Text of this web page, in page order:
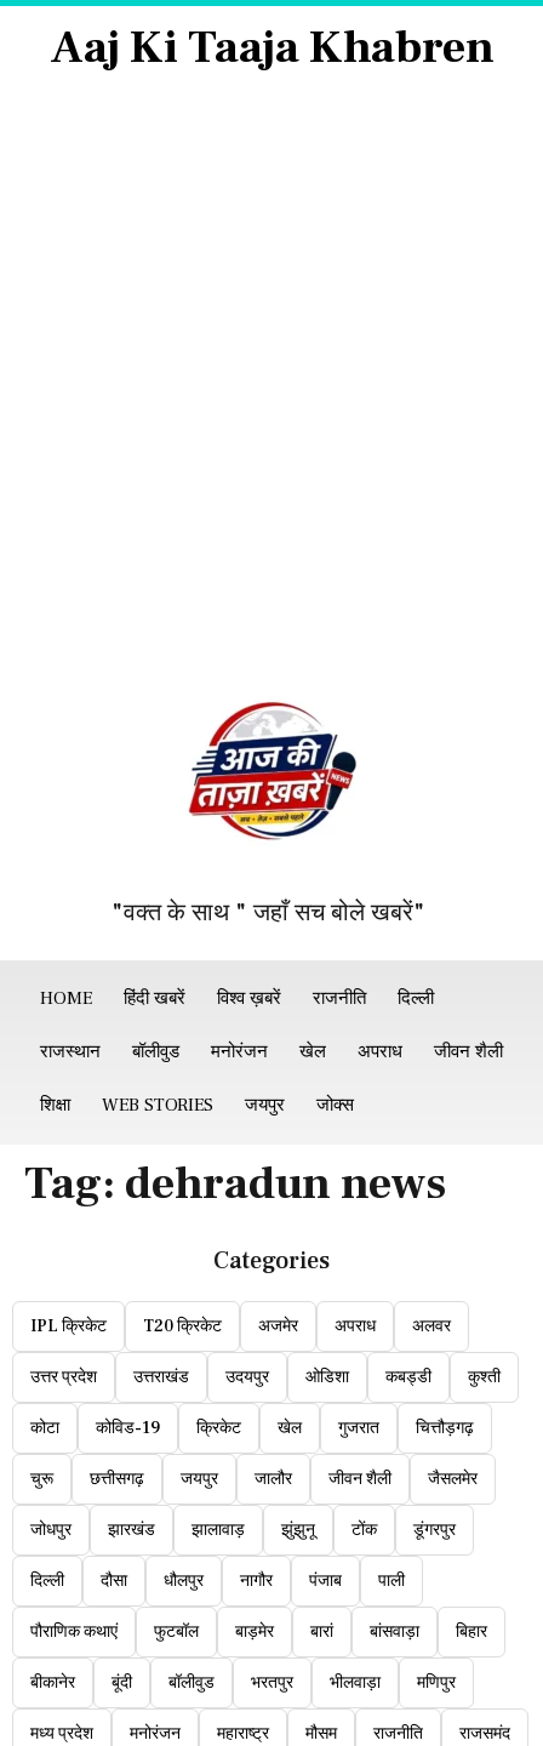
Aaj Ki Taaja Khabren
"वक्त के साथ " जहाँ सच बोले खबरें"
HOME हिंदी खबरें विश्व ख़बरें राजनीति दिल्ली
राजस्थान बॉलीवुड मनोरंजन खेल अपराध जीवन शैली
शिक्षा WEB STORIES जयपुर जोक्स
Tag: dehradun news
Categories
IPL क्रिकेट T20 क्रिकेट अजमेर अपराध अलवर
उत्तर प्रदेश उत्तराखंड उदयपुर ओडिशा कबड्डी कुश्ती
कोटा कोविड-19 क्रिकेट खेल गुजरात चित्तौड़गढ़
चुरू छत्तीसगढ़ जयपुर जालौर जीवन शैली जैसलमेर
जोधपुर झारखंड झालावाड़ झुंझुनू टोंक डूंगरपुर
दिल्ली दौसा धौलपुर नागौर पंजाब पाली
पौराणिक कथाएं फुटबॉल बाड़मेर बारां बांसवाड़ा बिहार
बीकानेर बूंदी बॉलीवुड भरतपुर भीलवाड़ा मणिपुर
मध्य प्रदेश मनोरंजन महाराष्ट्र मौसम राजनीति राजसमंद